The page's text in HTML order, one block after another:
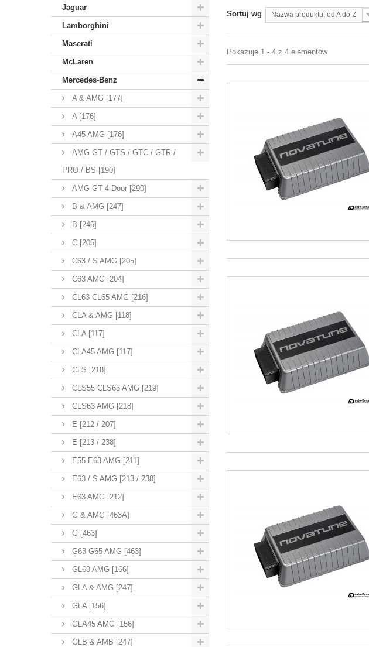
Jaguar
Lamborghini
Maserati
McLaren
Mercedes-Benz
A & AMG [177]
A [176]
A45 AMG [176]
AMG GT / GTS / GTC / GTR /
PRO / BS [190]
AMG GT 4-Door [290]
B & AMG [247]
B [246]
C [205]
C63 / S AMG [205]
C63 AMG [204]
CL63 CL65 AMG [216]
CLA & AMG [118]
CLA [117]
CLA45 AMG [117]
CLS [218]
CLS55 CLS63 AMG [219]
CLS63 AMG [218]
E [212 / 207]
E [213 / 238]
E55 E63 AMG [211]
E63 / S AMG [213 / 238]
E63 AMG [212]
G & AMG [463A]
G [463]
G63 G65 AMG [463]
GL63 AMG [166]
GLA & AMG [247]
GLA [156]
GLA45 AMG [156]
GLB & AMB [247]
Sortuj wg Nazwa produktu: od A do Z
Pokazuje 1 - 4 z 4 elementów